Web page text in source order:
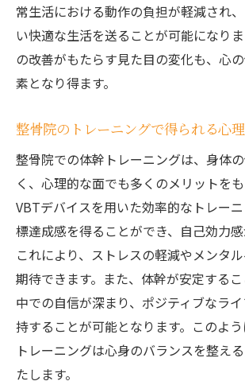
常生活における動作の負担が軽減され
い快適な生活を送ることが可能になり
の改善がもたらす見た目の変化も、心
素となり得ます。
整骨院のトレーニングで得られる心
整骨院での体幹トレーニングは、身体
く、心理的な面でも多くのメリットをも
VBTデバイスを用いた効率的なトレー
標達成感を得ることができ、自己効力感
これにより、ストレスの軽減やメンタ
期待できます。また、体幹が安定する
中での自信が深まり、ポジティブなラ
持することが可能となります。このよ
トレーニングは心身のバランスを整え
たします。